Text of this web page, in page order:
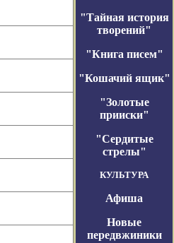
"Тайная история
творений"
"Книга писем"
"Кошачий ящик"
"Золотые
прииски"
"Сердитые
стрелы"
КУЛЬТУРА
Афиша
Новые
передвжиники